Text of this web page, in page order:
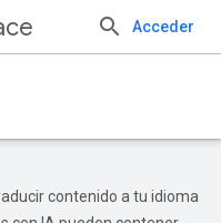
Acceder
contenido a tu idioma